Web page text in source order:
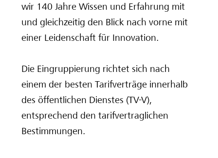
wir 140 Jahre Wissen und Erfahrung mit
und gleichzeitig den Blick nach vorne mit
einer Leidenschaft für Innovation.
Die Eingruppierung richtet sich nach
einem der besten Tarifverträge innerhalb
des öffentlichen Dienstes (TV-V),
entsprechend den tarifvertraglichen
Bestimmungen.